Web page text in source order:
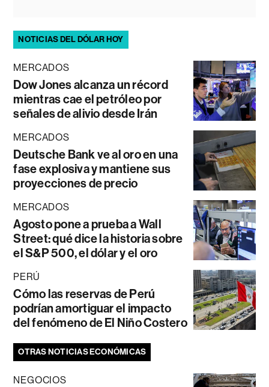
NOTICIAS DEL DÓLAR HOY
MERCADOS
Dow Jones alcanza un récord
mientras cae el petróleo por
señales de alivio desde Irán
MERCADOS
Deutsche Bank ve al oro en una
fase explosiva y mantiene sus
proyecciones de precio
MERCADOS
Agosto pone a prueba a Wall
Street: qué dice la historia sobre
el S&P 500, el dólar y el oro
PERÚ
Cómo las reservas de Perú
podrían amortiguar el impacto
del fenómeno de El Niño Costero
OTRAS NOTICIAS ECONÓMICAS
NEGOCIOS